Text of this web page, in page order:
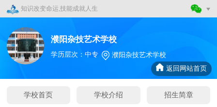
知识改变命运,技能成就人生
濮阳杂技艺术学校
濮阳杂技艺术学校
学历层次：中专
返回网站首页
学校首页 学校介绍 招生简章